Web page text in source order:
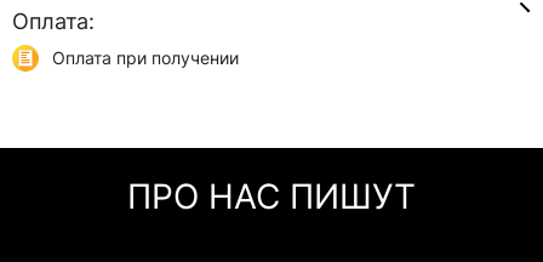
Доставка Укр Почтой
Оплата:
Оплата при получении
Покупка частями (Моно Банк)
ПРО НАС ПИШУТ